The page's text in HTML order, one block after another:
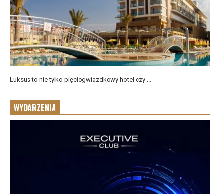
Luksus to nie tylko pięciogwiazdkowy hotel czy ...
WYDARZENIA